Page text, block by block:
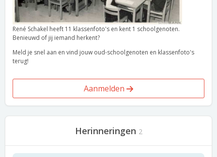
René Schakel heeft 11 klassenfoto's en kent 1 schoolgenoten.
Benieuwd of jij iemand herkent?
Meld je snel aan en vind jouw oud-schoolgenoten en klassenfoto's
terug!
Aanmelden
Herinneringen 2